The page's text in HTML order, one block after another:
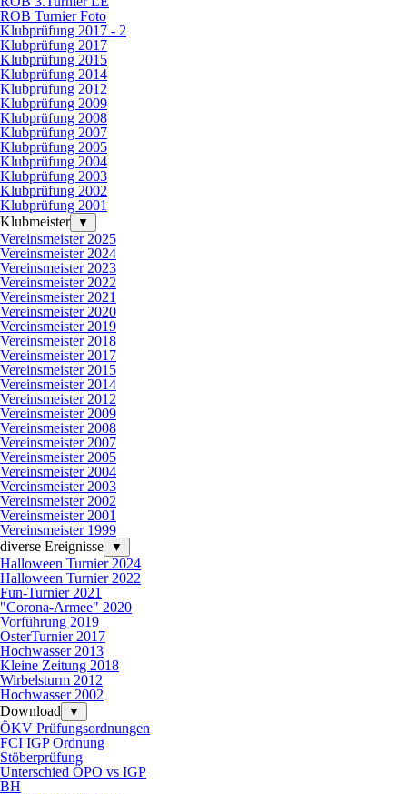
ROB Turnier Foto
Klubprüfung 2017 - 2
Klubprüfung 2017
Klubprüfung 2015
Klubprüfung 2014
Klubprüfung 2012
Klubprüfung 2009
Klubprüfung 2008
Klubprüfung 2007
Klubprüfung 2005
Klubprüfung 2004
Klubprüfung 2003
Klubprüfung 2002
Klubprüfung 2001
Klubmeister
▼
Vereinsmeister 2025
Vereinsmeister 2024
Vereinsmeister 2023
Vereinsmeister 2022
Vereinsmeister 2021
Vereinsmeister 2020
Vereinsmeister 2019
Vereinsmeister 2018
Vereinsmeister 2017
Vereinsmeister 2015
Vereinsmeister 2014
Vereinsmeister 2012
Vereinsmeister 2009
Vereinsmeister 2008
Vereinsmeister 2007
Vereinsmeister 2005
Vereinsmeister 2004
Vereinsmeister 2003
Vereinsmeister 2002
Vereinsmeister 2001
Vereinsmeister 1999
diverse Ereignisse
▼
Halloween Turnier 2024
Halloween Turnier 2022
Fun-Turnier 2021
"Corona-Armee" 2020
Vorführung 2019
OsterTurnier 2017
Hochwasser 2013
Kleine Zeitung 2018
Wirbelsturm 2012
Hochwasser 2002
Download
▼
ÖKV Prüfungsordnungen
FCI IGP Ordnung
Stöberprüfung
Unterschied ÖPO vs IGP
BH